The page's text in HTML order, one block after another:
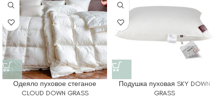
Одеяло пуховое стеганое
CLOUD DOWN GRASS
Подушка пуховая SKY DOWN
GRASS